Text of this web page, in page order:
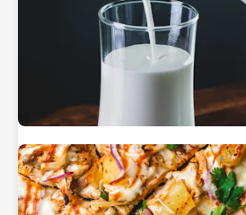
热带海滩上的椰子树